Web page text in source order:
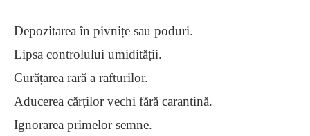
Depozitarea în pivnițe sau poduri.
Lipsa controlului umidității.
Curățarea rară a rafturilor.
Aducerea cărților vechi fără carantină.
Ignorarea primelor semne.